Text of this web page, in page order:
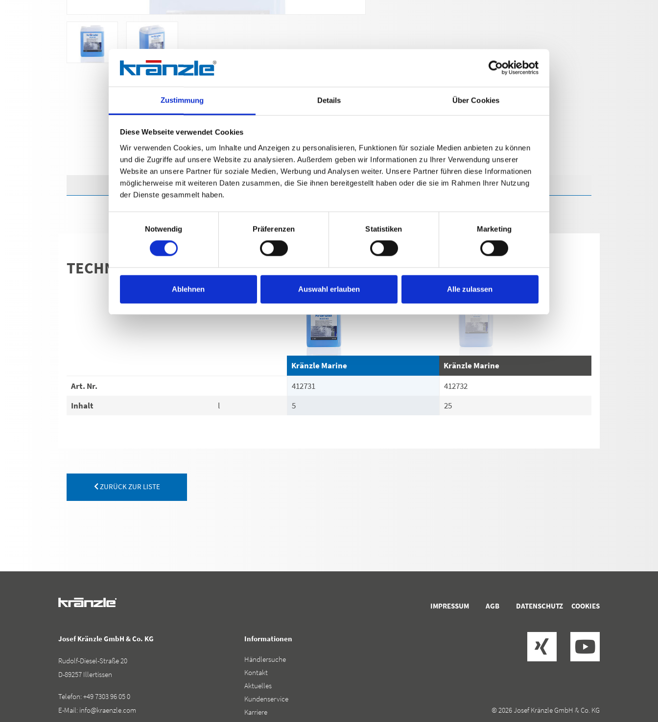
Zustimmung Details Über Cookies
Diese Webseite verwendet Cookies
Wir verwenden Cookies, um Inhalte und Anzeigen zu personalisieren, Funktionen für soziale Medien anbieten zu können
und die Zugriffe auf unsere Website zu analysieren. Außerdem geben wir Informationen zu Ihrer Verwendung unserer
Website an unsere Partner für soziale Medien, Werbung und Analysen weiter. Unsere Partner führen diese Informationen
möglicherweise mit weiteren Daten zusammen, die Sie ihnen bereitgestellt haben oder die sie im Rahmen Ihrer Nutzung
der Dienste gesammelt haben.
Notwendig
Präferenzen Statistiken Marketing
Ablehnen Auswahl erlauben Alle zulassen
Technische Angaben
TECHNISCHE ANGABEN
Kränzle Marine
Kränzle Marine
Art. Nr.
412731
412732
Inhalt
l 5 25
ZURÜCK ZUR LISTE
IMPRESSUM AGB DATENSCHUTZ COOKIES
Josef Kränzle GmbH & Co. KG
Rudolf-Diesel-Straße 20
D-89257 Illertissen
Telefon:+49 7303 96 05 0
E-Mail: info@kraenzle.com
Informationen
Händlersuche
Kontakt
Aktuelles
Kundenservice
Karriere
© 2026 Josef Kränzle GmbH & Co. KG